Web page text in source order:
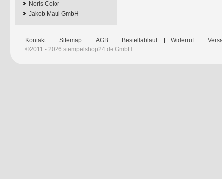
Noris Color
Jakob Maul GmbH
Kontakt Sitemap AGB Bestellablauf Widerruf
©2011 - 2026 stempelshop24.de GmbH